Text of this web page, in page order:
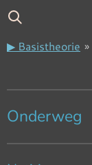
Ga
naar
▶ Basistheorie »
Onderweg